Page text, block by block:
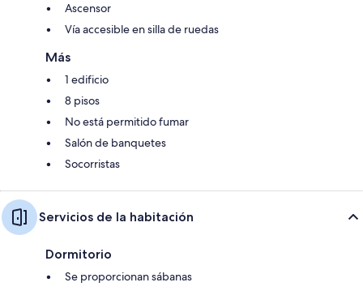
Ascensor
Vía accesible en silla de ruedas
Más
1 edificio
8 pisos
No está permitido fumar
Salón de banquetes
Socorristas
Servicios de la habitación
Dormitorio
Se proporcionan sábanas